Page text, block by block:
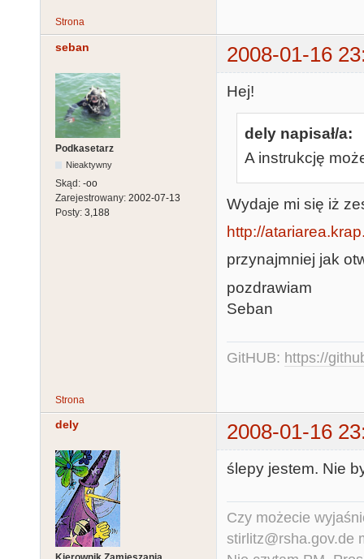
Strona
seban 2008-01-16
Podkasetarz
Nieaktywny
Skąd: -oo
Zarejestrowany: 2002-07-13
Posty: 3,188
Hej!
dely napisał/a:
A instrukcję
Wydaje mi się iż
http://
przynajmniej jak
pozdrawiam
Seban
GitHUB: https://
Strona
dely 2008-01-16
ślepy jestem. Nie
Czy możecie
stirlitz@rsha.gov.de